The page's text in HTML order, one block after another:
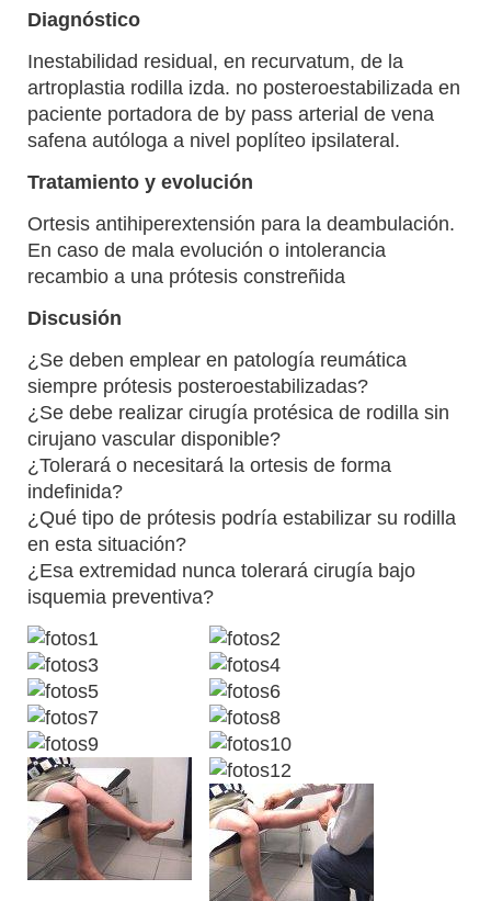
Diagnóstico
Inestabilidad residual, en recurvatum, de la
artroplastia rodilla izda. no posteroestabilizada en
paciente portadora de by pass arterial de vena
safena autóloga a nivel poplíteo ipsilateral.
Tratamiento y evolución
Ortesis antihiperextensión para la deambulación.
En caso de mala evolución o intolerancia
recambio a una prótesis constreñida
Discusión
¿Se deben emplear en patología reumática
siempre prótesis posteroestabilizadas?
¿Se debe realizar cirugía protésica de rodilla sin
cirujano vascular disponible?
¿Tolerará o necesitará la ortesis de forma
indefinida?
¿Qué tipo de prótesis podría estabilizar su rodilla
en esta situación?
¿Esa extremidad nunca tolerará cirugía bajo
isquemia preventiva?